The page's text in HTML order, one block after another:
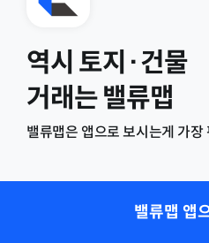
역시 토지·건물
거래는 밸류맵
밸류맵은 앱으로 보시는게 가장
밸류맵 앱